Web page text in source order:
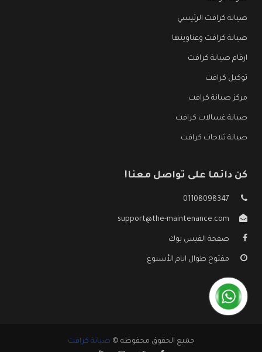
صيانة كرافت الرئيسي
صيانة كرافت وعناوينها
ارقام صيانة كرافت
توكيل كرافت
مركز صيانة كرافت
صيانة غسالات كرافت
صيانة ثلاجات كرافت
كن دائما على تواصل معنا!
01108098347
support@the-maintenance.com
صفحة الفيس بوك
مفتوح طوال ايام الأسبوع
جميع الحقوق محفوظه © صيانة كرافت